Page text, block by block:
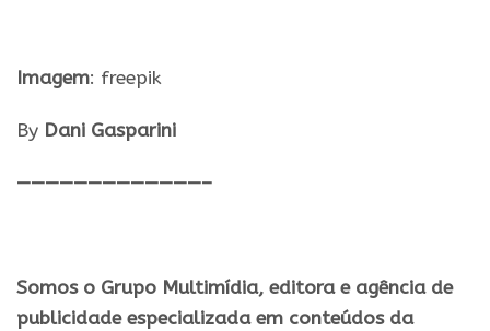
Imagem: freepik
By Dani Gasparini
—————————————–
Somos o Grupo Multimídia, editora e agência de
publicidade especializada em conteúdos da